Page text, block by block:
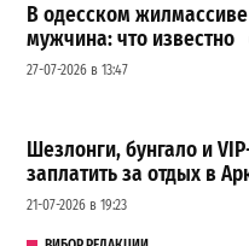
В одесском
мужчина: что известно
27-07-2026 в 13:47
Шезлонги, бунгало и
заплатить за отдых в
21-07-2026 в 19:23